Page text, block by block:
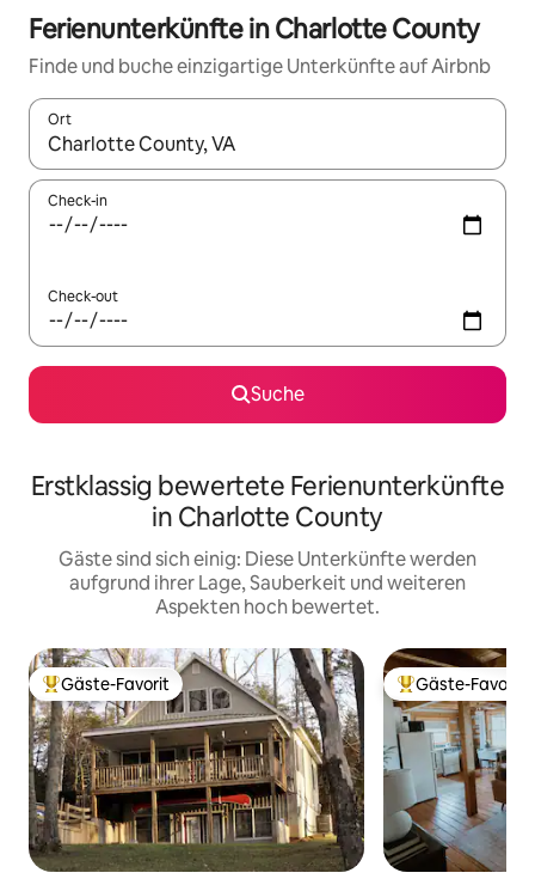
Ferienunterkünfte in Charlotte County
Finde und buche einzigartige Unterkünfte auf Airbnb
Ort
Wenn Ergebnisse verfügbar sind, navigiere mit den
Check-in
Check-out
Suche
Erstklassig bewertete Ferienunterkünfte
in Charlotte County
Gäste sind sich einig: Diese Unterkünfte werden
aufgrund ihrer Lage, Sauberkeit und weiteren
Aspekten hoch bewertet.
Beliebter Gäste-Favorit.
Gäste-Favorit Beliebter Gäste-
Gäste-Favorit